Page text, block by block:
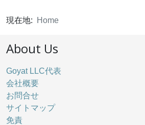
現在地: Home
About Us
Goyat LLC代表
会社概要
お問合せ
サイトマップ
免責